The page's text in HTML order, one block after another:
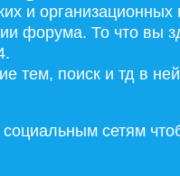
и
форума. То что вы
тем, поиск и тд в
сетям